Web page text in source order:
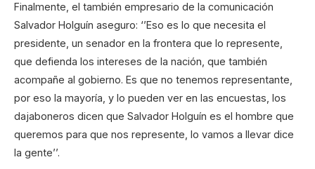
Finalmente, el también empresario de la comunicación
Salvador Holguín aseguro: ‘’Eso es lo que necesita el
presidente, un senador en la frontera que lo represente,
que defienda los intereses de la nación, que también
acompañe al gobierno. Es que no tenemos representante,
por eso la mayoría, y lo pueden ver en las encuestas, los
dajaboneros dicen que Salvador Holguín es el hombre que
queremos para que nos represente, lo vamos a llevar dice
la gente’’.